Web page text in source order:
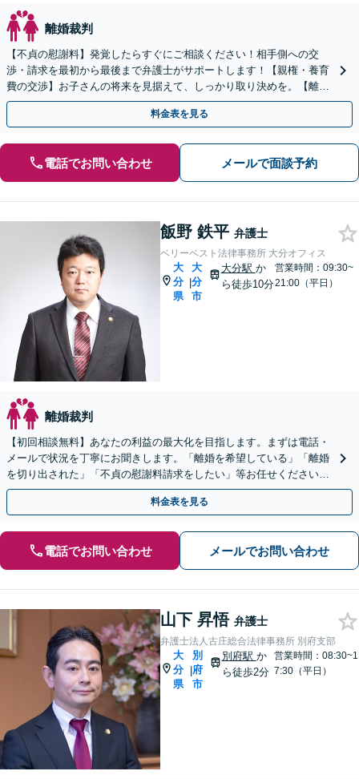
離婚裁判
【不貞の慰謝料】発覚したらすぐにご相談ください！相手側への交
渉・請求を最初から最後まで弁護士がサポートします！【親権・養育
費の交渉】お子さんの将来を見据えて、しっかり取り決めを。【離婚
調停の対応】面倒な書類作成などもお任せください。
料金表を見る
電話でお問い合わせ メールで面談予約
飯野 鉄平 弁護士
ベリーベスト法律事務所 大分オフィス
大
分
県
|
大
分
市
大分駅 か
ら徒歩10分
営業時間：09:30~
21:00（平日）
離婚裁判
【初回相談無料】あなたの利益の最大化を目指します。まずは電話・
メールで状況を丁寧にお聞きします。「離婚を希望している」「離婚
を切り出された」「不貞の慰謝料請求をしたい」等お任せください。
【リーズナブルな料金設定】
料金表を見る
電話でお問い合わせ メールでお問い合わせ
山下 昇悟 弁護士
弁護士法人古庄総合法律事務所 別府支部
大
分
県
|
別
府
市
別府駅 か
ら徒歩2分
営業時間：08:30~1
7:30（平日）